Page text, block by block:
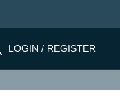
LOGIN / REGISTER